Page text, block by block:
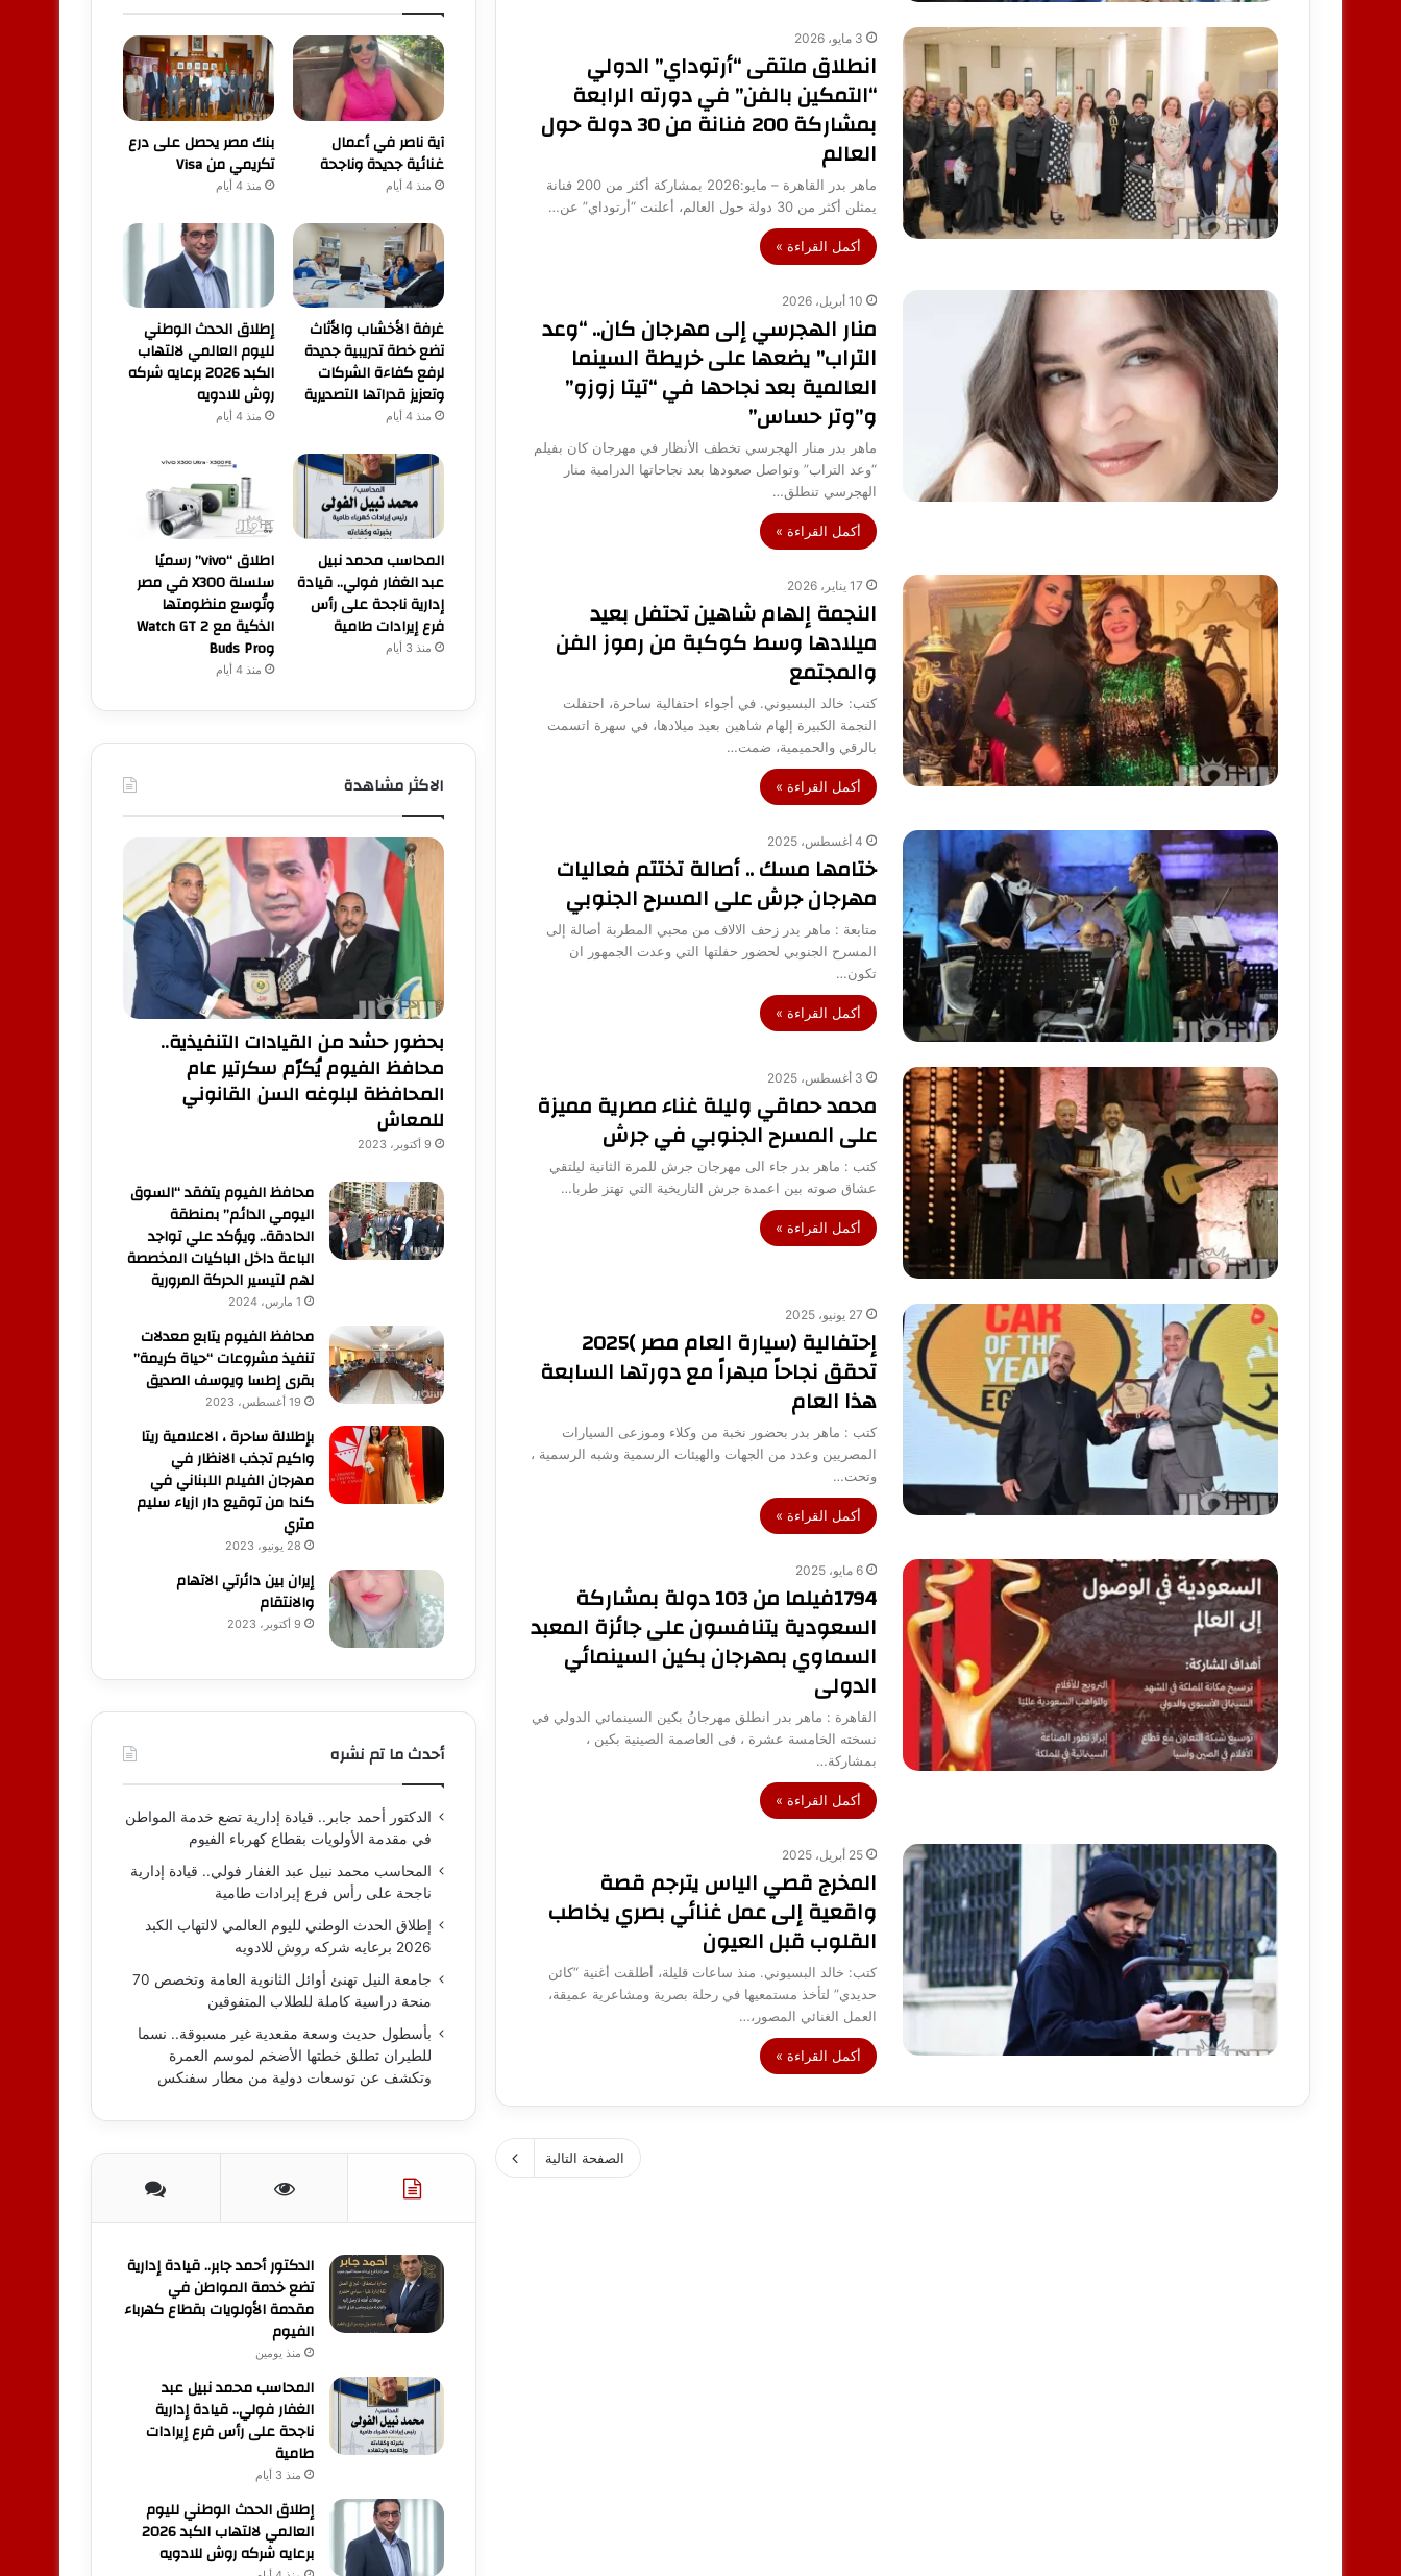
3 مايو، 2026
انطلاق ملتقى “أرتوداي” الدولي
“التمكين بالفن” في دورته الرابعة
بمشاركة 200 فنانة من 30 دولة حول
العالم
ماهر بدر القاهرة – مايو:2026 بمشاركة أكثر من 200 فنانة
يمثلن أكثر من 30 دولة حول العالم، أعلنت “أرتوداي” عن…
أكمل القراءة »
10 أبريل، 2026
منار الهجرسي إلى مهرجان كان.. “وعد
التراب” يضعها على خريطة السينما
العالمية بعد نجاحها في “تيتا زوزو”
و”وتر حساس”
ماهر بدر منار الهجرسي تخطف الأنظار في مهرجان كان بفيلم
“وعد التراب” وتواصل صعودها بعد نجاحاتها الدرامية منار
الهجرسي تنطلق…
أكمل القراءة »
17 يناير، 2026
النجمة إلهام شاهين تحتفل بعيد
ميلادها وسط كوكبة من رموز الفن
والمجتمع
كتب: خالد البسيوني. في أجواء احتفالية ساحرة، احتفلت
النجمة الكبيرة إلهام شاهين بعيد ميلادها، في سهرة اتسمت
بالرقي والحميمية، ضمت…
أكمل القراءة »
4 أغسطس، 2025
ختامها مسك .. أصالة تختتم فعاليات
مهرجان جرش على المسرح الجنوبي
متابعة : ماهر بدر زحف الالاف من محبي المطربة أصالة إلى
المسرح الجنوبي لحضور حفلتها التي وعدت الجمهور ان
تكون…
أكمل القراءة »
3 أغسطس، 2025
محمد حماقي وليلة غناء مصرية مميزة
على المسرح الجنوبي في جرش
كتب : ماهر بدر جاء الى مهرجان جرش للمرة الثانية ليلتقي
عشاق صوته بين اعمدة جرش التاريخية التي تهتز طربا…
أكمل القراءة »
27 يونيو، 2025
إحتفالية (سيارة العام مصر )2025
تحقق نجاحاً مبهراً مع دورتها السابعة
هذا العام
كتب : ماهر بدر بحضور نخبة من وكلاء وموزعى السيارات
المصريين وعدد من الجهات والهيئات الرسمية وشبه الرسمية ،
وتحت…
أكمل القراءة »
6 مايو، 2025
1794فيلما من 103 دولة بمشاركة
السعودية يتنافسون على جائزة المعبد
السماوي بمهرجان بكين السينمائي
الدولى
القاهرة : ماهر بدر انطلق مهرجانُ بكين السينمائي الدولي في
نسخته الخامسة عشرة ، فى العاصمة الصينية بكين ،
بمشاركة…
أكمل القراءة »
25 أبريل، 2025
المخرج قصي الياس يترجم قصة
واقعية إلى عمل غنائي بصري يخاطب
القلوب قبل العيون
كتب: خالد البسيوني. منذ ساعات قليلة، أطلقت أغنية “كائن
حديدي” لتأخذ مستمعيها في رحلة بصرية ومشاعرية عميقة،
العمل الغنائي المصور،…
أكمل القراءة »
الصفحة التالية
آية ناصر في أعمال
غنائية جديدة وناجحة
منذ 4 أيام
بنك مصر يحصل على درع
تكريمي من Visa
منذ 4 أيام
غرفة الأخشاب والأثاث
تضع خطة تدريبية جديدة
لرفع كفاءة الشركات
وتعزيز قدراتها التصديرية
منذ 4 أيام
إطلاق الحدث الوطني
لليوم العالمي لالتهاب
الكبد 2026 برعايه شركه
روش للادويه
منذ 4 أيام
المحاسب محمد نبيل
عبد الغفار فولي.. قيادة
إدارية ناجحة على رأس
فرع إيرادات طامية
منذ 3 أيام
اطلاق “vivo” رسميًا
سلسلة X300 في مصر
وتُوسع منظومتها
الذكية مع Watch GT 2
وBuds Pro
منذ 4 أيام
الاكثر مشاهدة
بحضور حشد من القيادات التنفيذية..
محافظ الفيوم يُكرّم سكرتير عام
المحافظة لبلوغه السن القانوني
للمعاش
9 أكتوبر، 2023
محافظ الفيوم يتفقد “السوق
اليومي الدائم” بمنطقة
الحادقة.. ويؤكد علي تواجد
الباعة داخل الباكيات المخصصة
لهم لتيسير الحركة المرورية
1 مارس، 2024
محافظ الفيوم يتابع معدلات
تنفيذ مشروعات “حياة كريمة”
بقرى إطسا ويوسف الصديق
19 أغسطس، 2023
بإطلالة ساحرة ، الاعلامية ريتا
واكيم تجذب الانظار في
مهرجان الفيلم اللبناني في
كندا من توقيع دار ازياء سليم
متري
28 يونيو، 2023
إيران بين دائرتي الاتهام
والانتقام
9 أكتوبر، 2023
أحدث ما تم نشره
الدكتور أحمد جابر.. قيادة إدارية تضع خدمة المواطن
في مقدمة الأولويات بقطاع كهرباء الفيوم
المحاسب محمد نبيل عبد الغفار فولي.. قيادة إدارية
ناجحة على رأس فرع إيرادات طامية
إطلاق الحدث الوطني لليوم العالمي لالتهاب الكبد
2026 برعايه شركه روش للادويه
جامعة النيل تهنئ أوائل الثانوية العامة وتخصص 70
منحة دراسية كاملة للطلاب المتفوقين
بأسطول حديث وسعة مقعدية غير مسبوقة.. نسما
للطيران تطلق خطتها الأضخم لموسم العمرة
وتكشف عن توسعات دولية من مطار سفنكس
الدكتور أحمد جابر.. قيادة إدارية
تضع خدمة المواطن في
مقدمة الأولويات بقطاع كهرباء
الفيوم
منذ يومين
المحاسب محمد نبيل عبد
الغفار فولي.. قيادة إدارية
ناجحة على رأس فرع إيرادات
طامية
منذ 3 أيام
إطلاق الحدث الوطني لليوم
العالمي لالتهاب الكبد 2026
برعايه شركه روش للادويه